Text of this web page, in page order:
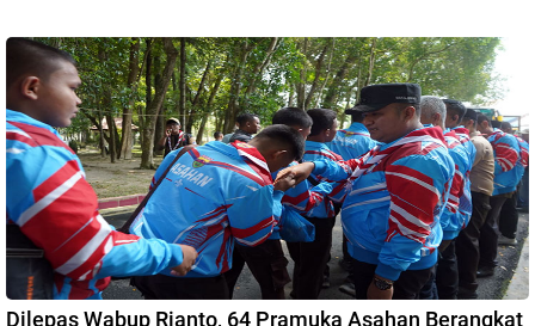
Dilepas Wabup Rianto, 64 Pramuka Asahan Berangkat